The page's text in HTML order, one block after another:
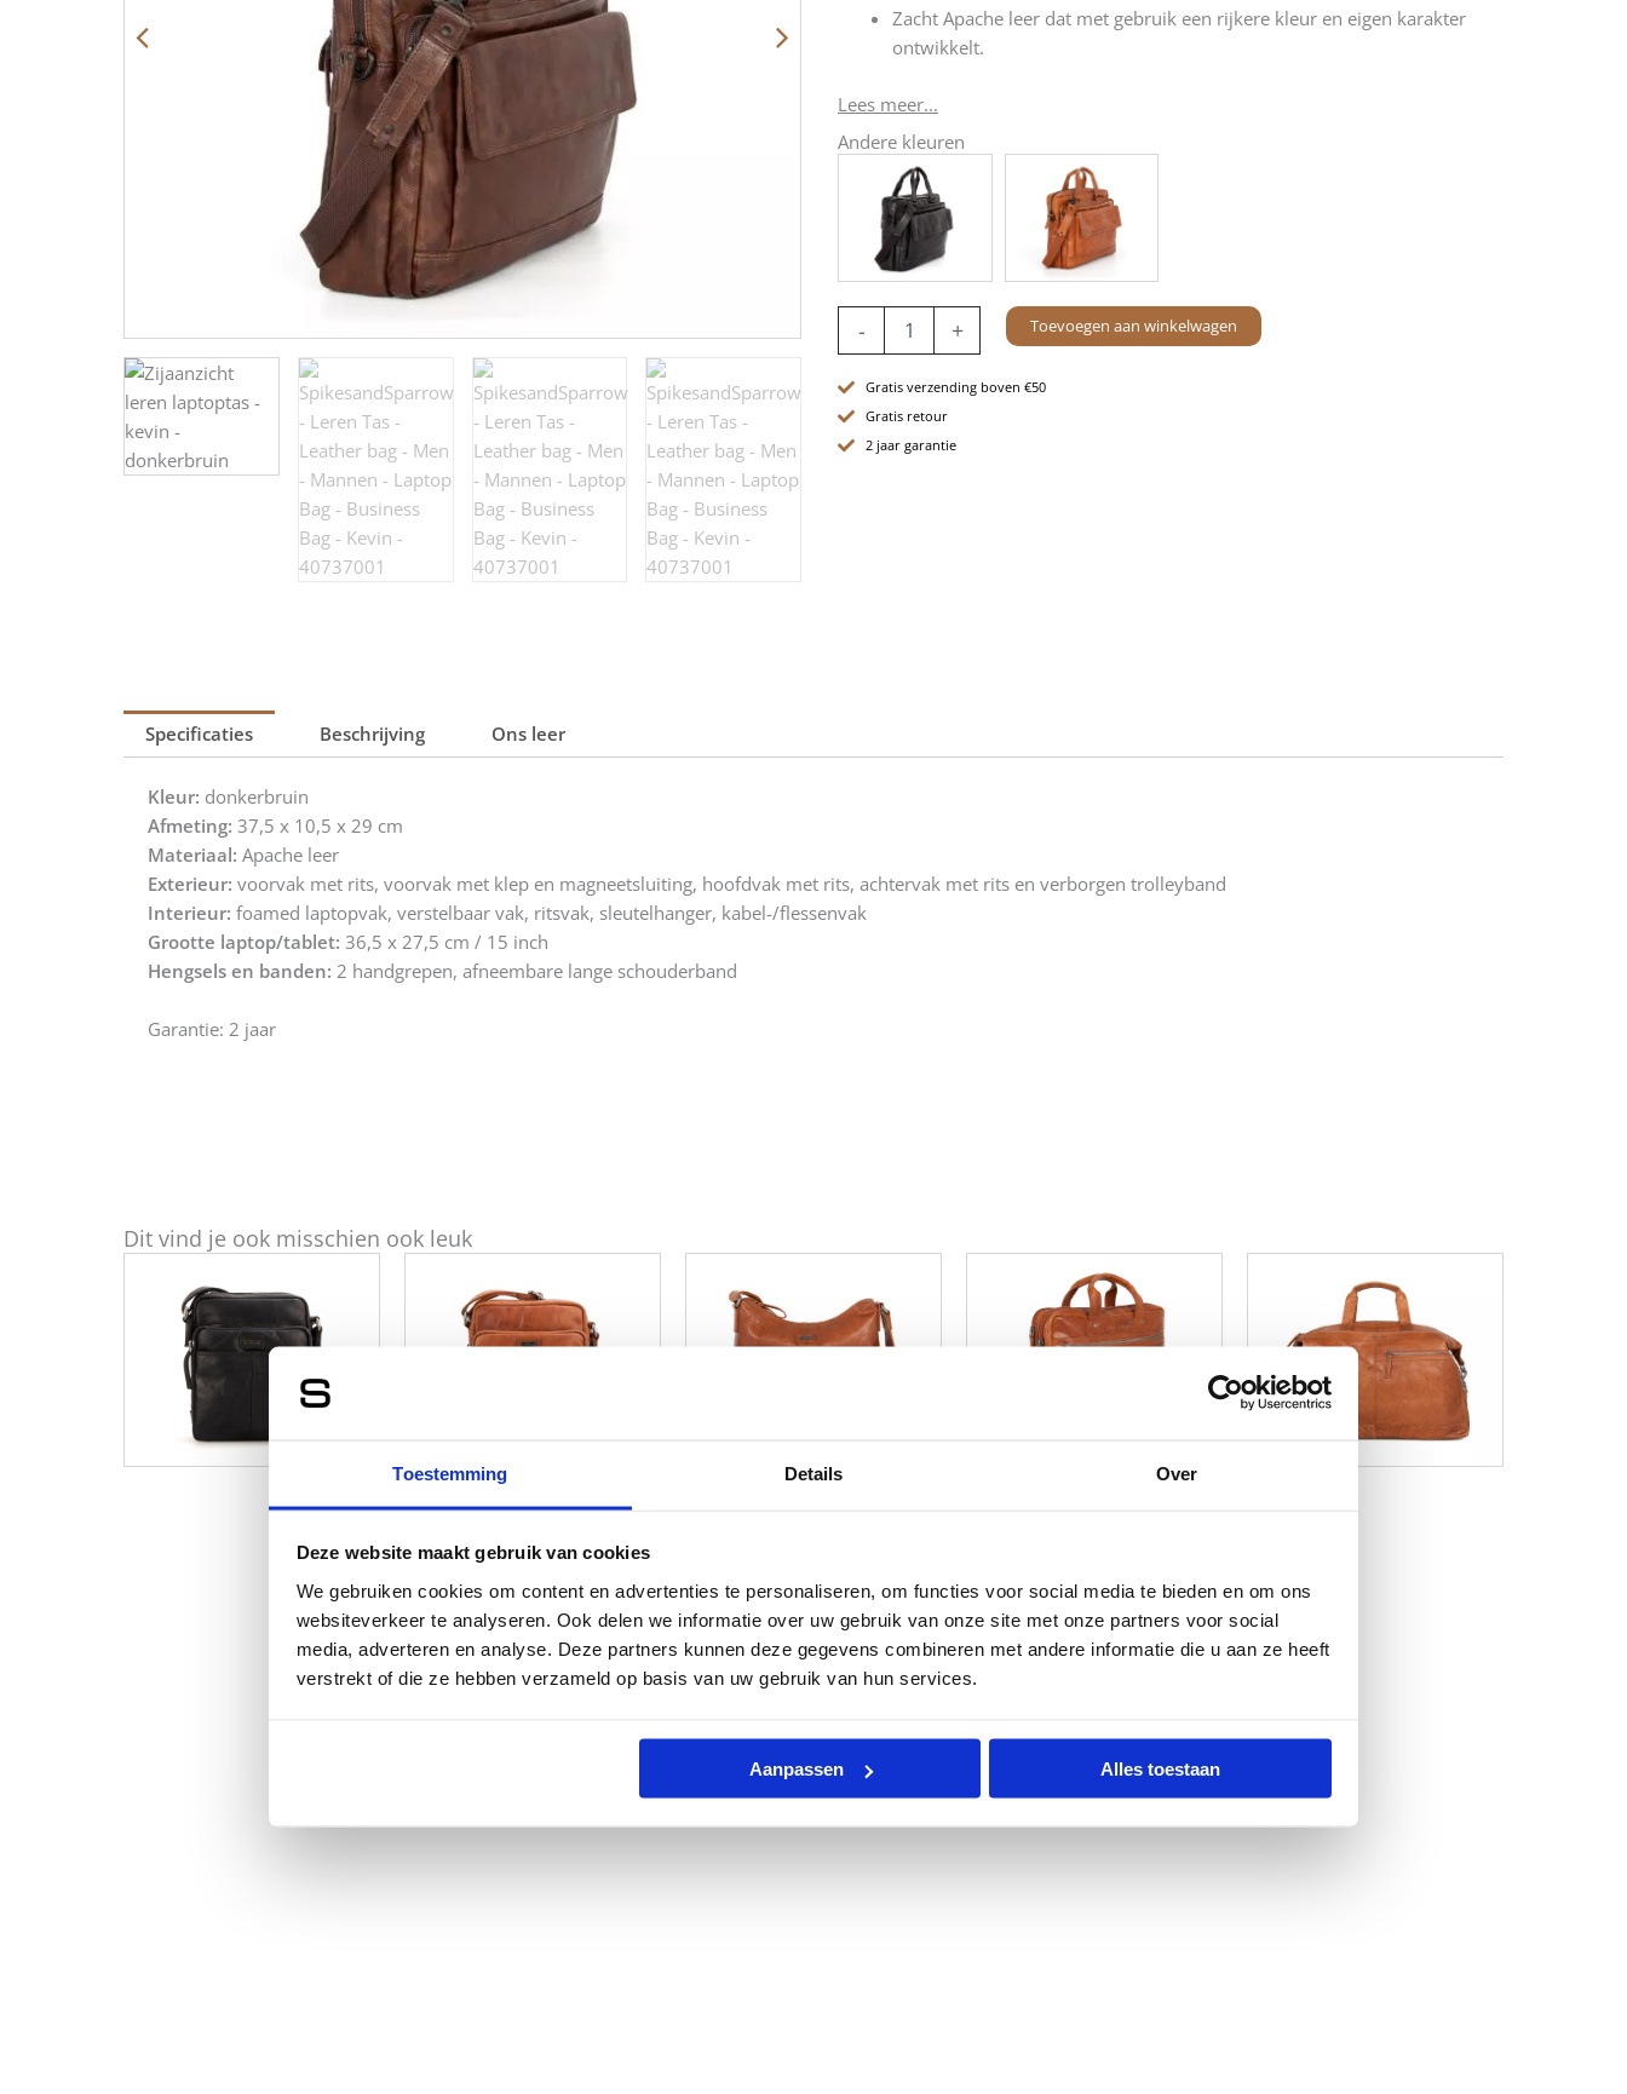
Toestemming Details Over
Deze website maakt gebruik van cookies
We gebruiken cookies om content en advertenties te personaliseren, om functies voor social media te bieden en om ons
websiteverkeer te analyseren. Ook delen we informatie over uw gebruik van onze site met onze partners voor social
media, adverteren en analyse. Deze partners kunnen deze gegevens combineren met andere informatie die u aan ze heeft
verstrekt of die ze hebben verzameld op basis van uw gebruik van hun services.
Aanpassen Alles toestaan
Zacht Apache leer dat met gebruik een rijkere kleur en eigen karakter
ontwikkelt.
Lees meer...
Andere kleuren
-
Laptoptas
15
inch
-
+ Toevoegen aan winkelwagen
Gratis verzending boven €50
Gratis retour
2 jaar garantie
Specificaties Beschrijving Ons leer
Kleur: donkerbruin
Afmeting: 37,5 x 10,5 x 29 cm
Materiaal: Apache leer
Exterieur: voorvak met rits, voorvak met klep en magneetsluiting, hoofdvak met rits, achtervak met rits en verborgen trolleyband
Interieur: foamed laptopvak, verstelbaar vak, ritsvak, sleutelhanger, kabel-/flessenvak
Grootte laptop/tablet: 36,5 x 27,5 cm / 15 inch
Hengsels en banden: 2 handgrepen, afneembare lange schouderband
Garantie: 2 jaar
Dit vind je ook misschien ook leuk